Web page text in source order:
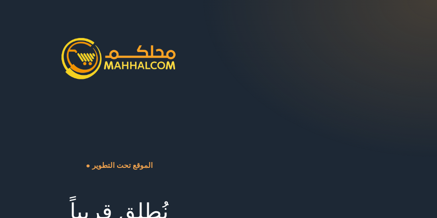
● الموقع تحت التطوير
نُطلق قريباً